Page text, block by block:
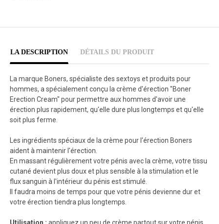
LA DESCRIPTION DÉTAILS DU PRODUIT
La marque Boners, spécialiste des sextoys et produits pour
hommes, a spécialement conçu la crème d'érection "Boner
Erection Cream" pour permettre aux hommes d'avoir une
érection plus rapidement, qu'elle dure plus longtemps et qu'elle
soit plus ferme.
Les ingrédients spéciaux de la crème pour l'érection Boners
aident à maintenir l'érection.
En massant régulièrement votre pénis avec la crème, votre tissu
cutané devient plus doux et plus sensible à la stimulation et le
flux sanguin à l'intérieur du pénis est stimulé.
Il faudra moins de temps pour que votre pénis devienne dur et
votre érection tiendra plus longtemps.